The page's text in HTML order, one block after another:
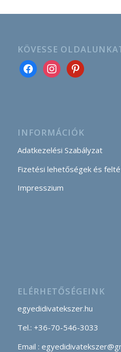
KÖVESSE
INFORMÁCIÓK
Adatkezelési Szabályzat
Fizetési lehetőségek és
Impresszium
ELÉRHETŐSÉGEINK
egyedidivatekszer.hu
Tel.: +36-70-546-3033
Email :